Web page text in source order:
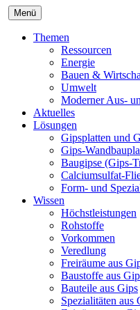
Menü
Themen
Ressourcen
Energie
Bauen &
Umwelt
Moderner Aus-
Aktuelles
Lösungen
Gipsplatten und
Gips-
Baugipse (Gips-
Calciumsulfat-
Form- und
Wissen
Höchstleistungen
Rohstoffe
Vorkommen
Veredlung
Freiräume aus
Baustoffe aus
Bauteile aus Gips
Spezialitäten aus